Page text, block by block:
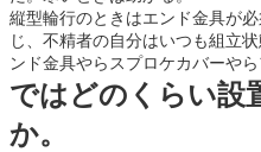
縦型輪行のときはエンド金具が
じ、不精者の自分はいつも組立
ンド金具やらスプロケカバーや
ではどのくらい設
か。